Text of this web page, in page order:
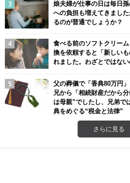
娘夫婦が仕事の日は毎日
への負担も増えてきまし
るのが普通でしょうか？
食べる前のソフトクリー
換を依頼すると「新しい
れました。わざとではな
父の葬儀で「香典80万円
兄から「相続財産だから
は母親”でしたし、兄弟で
典をめぐる“税金と法律”
さらに見る